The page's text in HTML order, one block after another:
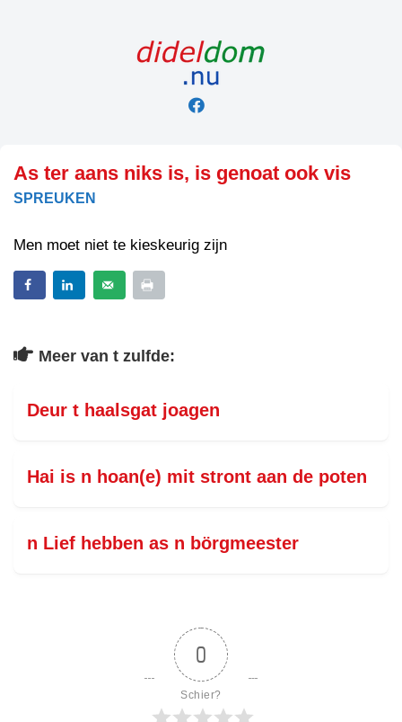
As ter aans niks is, is genoat ook vis
SPREUKEN
Men moet niet te kieskeurig zijn
Meer van t zulfde:
Deur t haalsgat joagen
Hai is n hoan(e) mit stront aan de poten
n Lief hebben as n börgmeester
0
Schier?